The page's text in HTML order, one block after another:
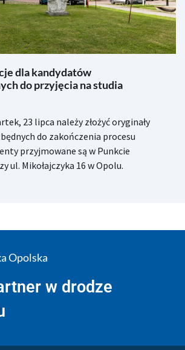
dla kandydatów
do przyjęcia na studia
23 lipca należy złożyć oryginały
do zakończenia procesu
przyjmowane są w Punkcie
ul. Mikołajczyka 16 w Opolu.
Opolska
w drodze